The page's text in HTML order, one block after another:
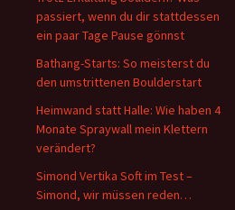
passiert, wenn du dir stattdessen
ein paar Tage Pause gönnst
Bathang-Starts: So meisterst du
den umstrittenen Boulderstart
Heimwand statt Halle: Wie haben 4
Monate Spraywall mein Klettern
verändert?
Simond Vertika Soft im Test –
Simond, wir müssen reden…